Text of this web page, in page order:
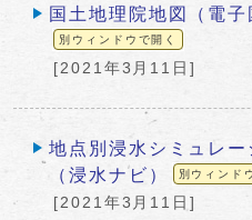
国土地理院地図（電子
別ウィンドウで開く
[2021年3月11日]
地点別浸水シミュレ
（浸水ナビ）
別ウィンド
[2021年3月11日]